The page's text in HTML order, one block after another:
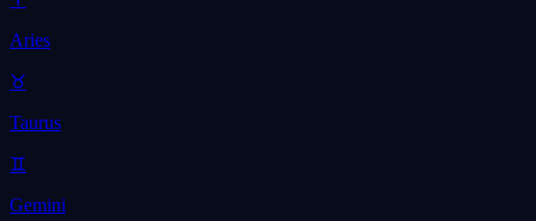
Aries
♉
Taurus
♊
Gemini